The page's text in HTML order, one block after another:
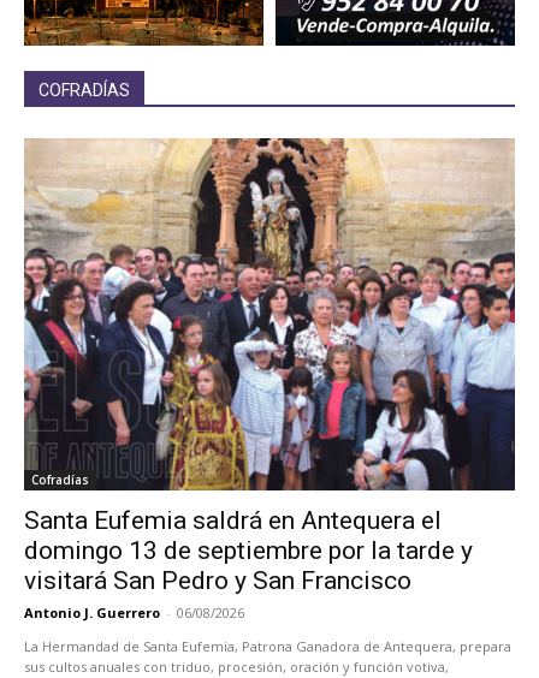
COFRADÍAS
Cofradías
Santa Eufemia saldrá en Antequera el
domingo 13 de septiembre por la tarde y
visitará San Pedro y San Francisco
Antonio J. Guerrero - 06/08/2026
La Hermandad de Santa Eufemia, Patrona Ganadora de Antequera, prepara
sus cultos anuales con triduo, procesión, oración y función votiva,